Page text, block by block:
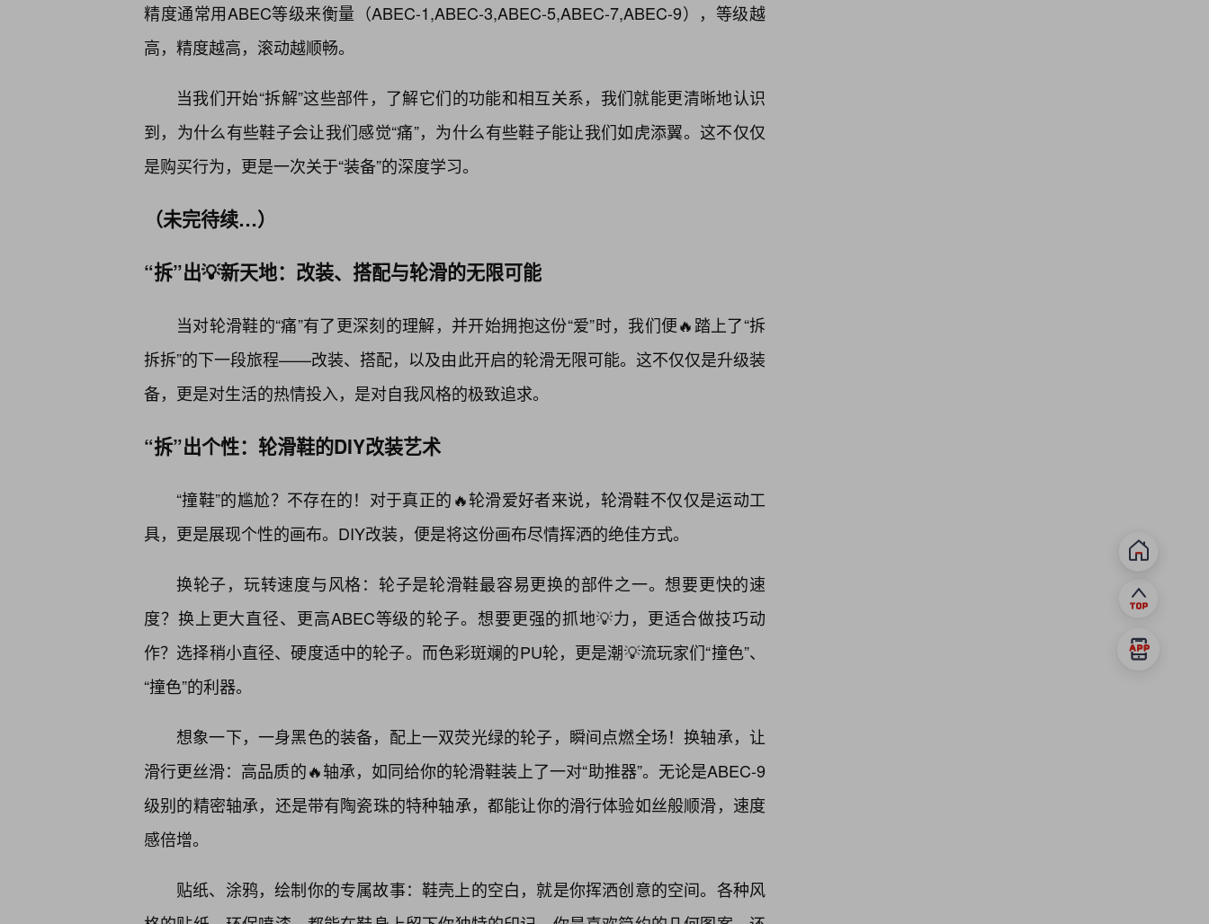
精度通常用ABEC等级来衡量（ABEC-1,ABEC-3,ABEC-5,ABEC-7,ABEC-9），等级越
高，精度越高，滚动越顺畅。
当我们开始“拆解”这些部件，了解它们的功能和相互关系，我们就能更清晰地认识
到，为什么有些鞋子会让我们感觉“痛”，为什么有些鞋子能让我们如虎添翼。这不仅仅
是购买行为，更是一次关于“装备”的深度学习。
（未完待续…）
“拆”出💡新天地：改装、搭配与轮滑的无限可能
当对轮滑鞋的“痛”有了更深刻的理解，并开始拥抱这份“爱”时，我们便🔥踏上了“拆
拆拆”的下一段旅程——改装、搭配，以及由此开启的轮滑无限可能。这不仅仅是升级装
备，更是对生活的热情投入，是对自我风格的极致追求。
“拆”出个性：轮滑鞋的DIY改装艺术
“撞鞋”的尴尬？不存在的！对于真正的🔥轮滑爱好者来说，轮滑鞋不仅仅是运动工
具，更是展现个性的画布。DIY改装，便是将这份画布尽情挥洒的绝佳方式。
换轮子，玩转速度与风格：轮子是轮滑鞋最容易更换的部件之一。想要更快的速
度？换上更大直径、更高ABEC等级的轮子。想要更强的抓地💡力，更适合做技巧动
作？选择稍小直径、硬度适中的轮子。而色彩斑斓的PU轮，更是潮💡流玩家们“撞色”、
“撞色”的利器。
想象一下，一身黑色的装备，配上一双荧光绿的轮子，瞬间点燃全场！换轴承，让
滑行更丝滑：高品质的🔥轴承，如同给你的轮滑鞋装上了一对“助推器”。无论是ABEC-9
级别的精密轴承，还是带有陶瓷珠的特种轴承，都能让你的滑行体验如丝般顺滑，速度
感倍增。
贴纸、涂鸦，绘制你的专属故事：鞋壳上的空白，就是你挥洒创意的空间。各种风